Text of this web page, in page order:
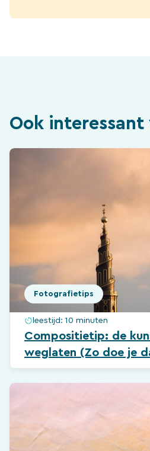
Ook interessant
Fotografietips
leestijd: 10 minuten
Compositietip: de
weglaten (Zo doe je